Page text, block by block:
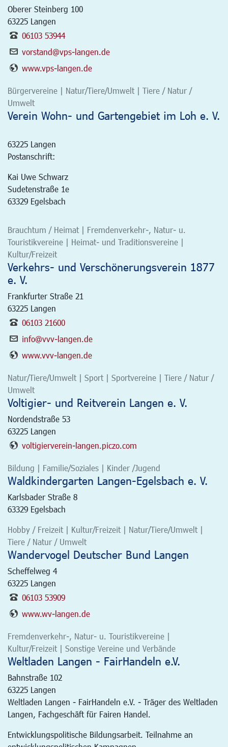
Oberer Steinberg 100
63225 Langen
06103 53944
vorstand@vps-langen.de
www.vps-langen.de
Bürgervereine | Natur/Tiere/Umwelt | Tiere / Natur /
Umwelt
Verein Wohn- und Gartengebiet im Loh e. V.
63225 Langen
Postanschrift:
Kai Uwe Schwarz
Sudetenstraße 1e
63329 Egelsbach
Brauchtum / Heimat | Fremdenverkehr-, Natur- u.
Touristikvereine | Heimat- und Traditionsvereine |
Kultur/Freizeit
Verkehrs- und Verschönerungsverein 1877
e. V.
Frankfurter Straße 21
63225 Langen
06103 21600
info@vvv-langen.de
www.vvv-langen.de
Natur/Tiere/Umwelt | Sport | Sportvereine | Tiere / Natur /
Umwelt
Voltigier- und Reitverein Langen e. V.
Nordendstraße 53
63225 Langen
voltigierverein-langen.piczo.com
Bildung | Familie/Soziales | Kinder /Jugend
Waldkindergarten Langen-Egelsbach e. V.
Karlsbader Straße 8
63329 Egelsbach
Hobby / Freizeit | Kultur/Freizeit | Natur/Tiere/Umwelt |
Tiere / Natur / Umwelt
Wandervogel Deutscher Bund Langen
Scheffelweg 4
63225 Langen
06103 53909
www.wv-langen.de
Fremdenverkehr-, Natur- u. Touristikvereine |
Kultur/Freizeit | Sonstige Vereine und Verbände
Weltladen Langen - FairHandeln e.V.
Bahnstraße 102
63225 Langen
Weltladen Langen - FairHandeln e.V. - Träger des Weltladen
Langen, Fachgeschäft für Fairen Handel.
Entwicklungspolitische Bildungsarbeit. Teilnahme an